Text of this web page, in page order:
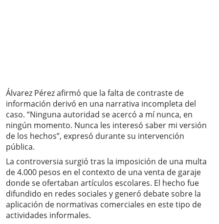
Álvarez Pérez afirmó que la falta de contraste de
información derivó en una narrativa incompleta del
caso. “Ninguna autoridad se acercó a mí nunca, en
ningún momento. Nunca les interesó saber mi versión
de los hechos”, expresó durante su intervención
pública.
La controversia surgió tras la imposición de una multa
de 4.000 pesos en el contexto de una venta de garaje
donde se ofertaban artículos escolares. El hecho fue
difundido en redes sociales y generó debate sobre la
aplicación de normativas comerciales en este tipo de
actividades informales.